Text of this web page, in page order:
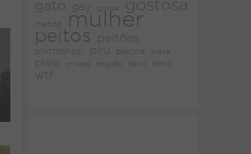
gato gay gorda gostosa
merda mulher
peitos peitões
photoshop piru piscina placa
praia privada religião sexo sexy
wtf